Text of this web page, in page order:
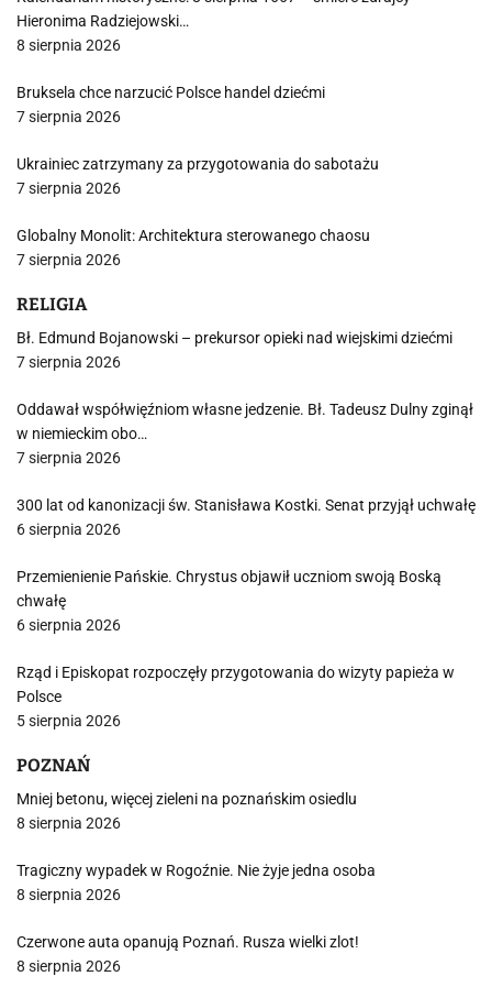
Hieronima Radziejowski…
8 sierpnia 2026
Bruksela chce narzucić Polsce handel dziećmi
7 sierpnia 2026
Ukrainiec zatrzymany za przygotowania do sabotażu
7 sierpnia 2026
Globalny Monolit: Architektura sterowanego chaosu
7 sierpnia 2026
RELIGIA
Bł. Edmund Bojanowski – prekursor opieki nad wiejskimi dziećmi
7 sierpnia 2026
Oddawał współwięźniom własne jedzenie. Bł. Tadeusz Dulny zginął
w niemieckim obo…
7 sierpnia 2026
300 lat od kanonizacji św. Stanisława Kostki. Senat przyjął uchwałę
6 sierpnia 2026
Przemienienie Pańskie. Chrystus objawił uczniom swoją Boską
chwałę
6 sierpnia 2026
Rząd i Episkopat rozpoczęły przygotowania do wizyty papieża w
Polsce
5 sierpnia 2026
POZNAŃ
Mniej betonu, więcej zieleni na poznańskim osiedlu
8 sierpnia 2026
Tragiczny wypadek w Rogoźnie. Nie żyje jedna osoba
8 sierpnia 2026
Czerwone auta opanują Poznań. Rusza wielki zlot!
8 sierpnia 2026